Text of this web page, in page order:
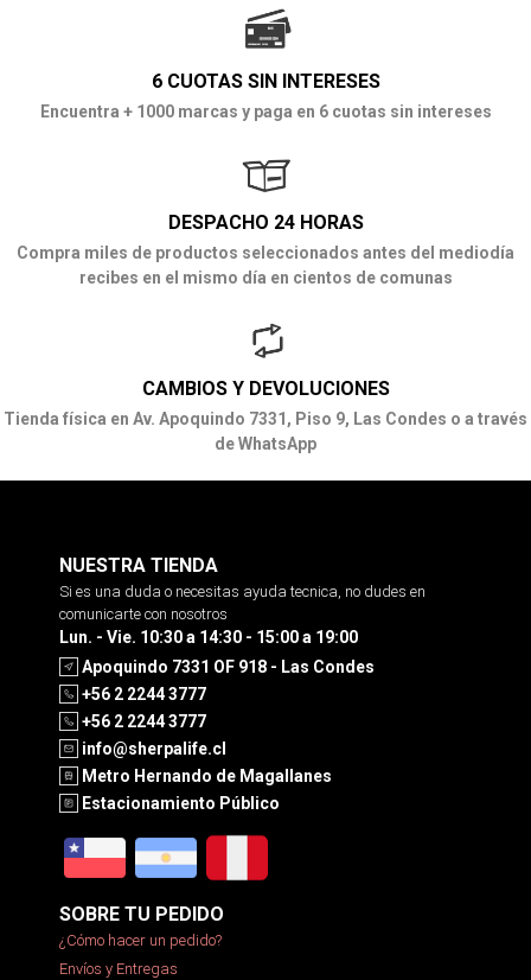
6 CUOTAS SIN INTERESES
Encuentra + 1000 marcas y paga en 6 cuotas sin intereses
DESPACHO 24 HORAS
Compra miles de productos seleccionados antes del mediodía
recibes en el mismo día en cientos de comunas
CAMBIOS Y DEVOLUCIONES
Tienda física en Av. Apoquindo 7331, Piso 9, Las Condes o a través
de WhatsApp
NUESTRA TIENDA
Si es una duda o necesitas ayuda tecnica, no dudes en
comunicarte con nosotros
Lun. - Vie. 10:30 a 14:30 - 15:00 a 19:00
Apoquindo 7331 OF 918 - Las Condes
+56 2 2244 3777
+56 2 2244 3777
info@sherpalife.cl
Metro Hernando de Magallanes
Estacionamiento Público
SOBRE TU PEDIDO
¿Cómo hacer un pedido?
Envíos y Entregas